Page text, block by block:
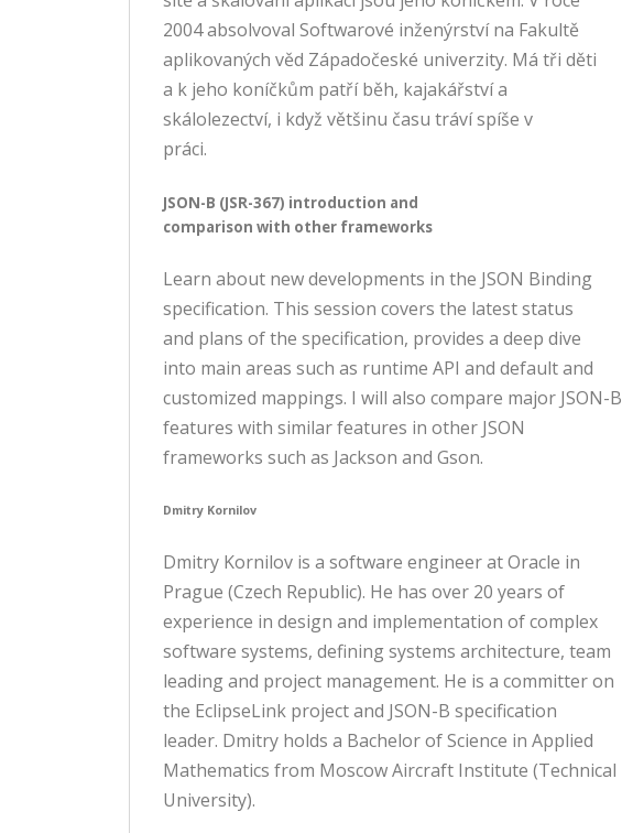
2004 absolvoval Softwarové inženýrství na Fakultě
aplikovaných věd Západočeské univerzity. Má tři děti
a k jeho koníčkům patří běh, kajakářství a
skálolezectví, i když většinu času tráví spíše v
práci.
JSON-B (JSR-367) introduction and
comparison with other frameworks
Learn about new developments in the JSON Binding
specification. This session covers the latest status
and plans of the specification, provides a deep dive
into main areas such as runtime API and default and
customized mappings. I will also compare major JSON-B
features with similar features in other JSON
frameworks such as Jackson and Gson.
Dmitry Kornilov
Dmitry Kornilov is a software engineer at Oracle in
Prague (Czech Republic). He has over 20 years of
experience in design and implementation of complex
software systems, defining systems architecture, team
leading and project management. He is a committer on
the EclipseLink project and JSON-B specification
leader. Dmitry holds a Bachelor of Science in Applied
Mathematics from Moscow Aircraft Institute (Technical
University).